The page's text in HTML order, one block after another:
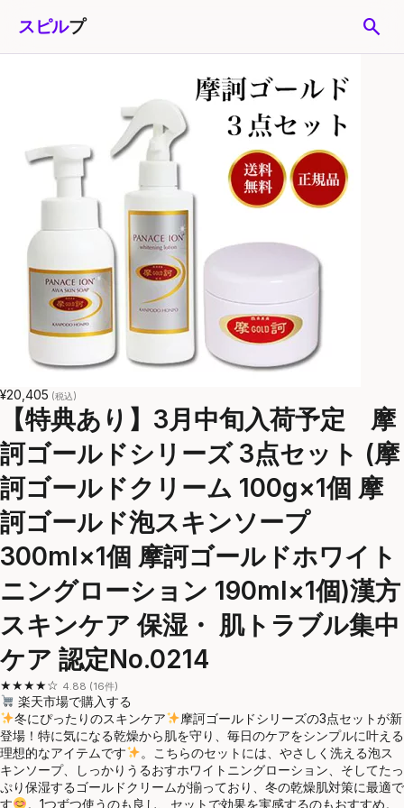
スピルプ search
¥20,405 (税込)
【特典あり】3月中旬入荷予定 摩
訶ゴールドシリーズ 3点セット (摩
訶ゴールドクリーム 100g×1個 摩
訶ゴールド泡スキンソープ
300ml×1個 摩訶ゴールドホワイト
ニングローション 190ml×1個)漢方
スキンケア 保湿・ 肌トラブル集中
ケア 認定No.0214
★★★★☆ 4.88 (16件)
楽天市場で購入する
冬にぴったりのスキンケア
摩訶ゴールドシリーズの3点セットが新
登場！特に気になる乾燥から肌を守り、毎日のケアをシンプルに叶える
理想的なアイテムです
。こちらのセットには、やさしく洗える泡ス
キンソープ、しっかりうるおすホワイトニングローション、そしてたっ
ぷり保湿するゴールドクリームが揃っており、冬の乾燥肌対策に最適で
す
。1つずつ使うのも良し、セットで効果を実感するのもおすすめ。